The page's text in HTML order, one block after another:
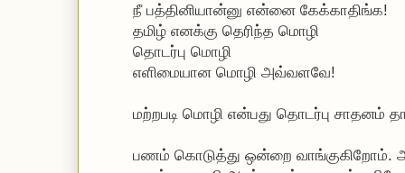
நீ பத்தினியான்னு என்னை கேக்காதிங்க!
தமிழ் எனக்கு தெரிந்த மொழி
தொடர்பு மொழி
எளிமையான மொழி அவ்வளவே!
மற்றபடி மொழி என்பது தொடர்பு
பணம் கொடுத்து ஒன்றை வாங்குகிறோம்.